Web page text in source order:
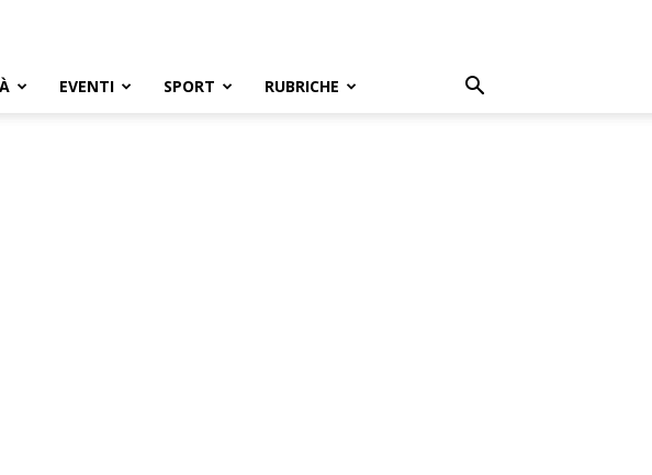
EVENTI SPORT RUBRICHE